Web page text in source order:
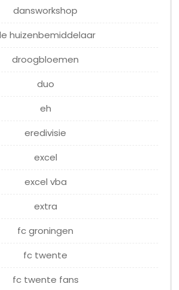
dansworkshop
huizenbemiddelaar
droogbloemen
duo
eh
eredivisie
excel
excel vba
extra
fc groningen
fc twente
fc twente fans